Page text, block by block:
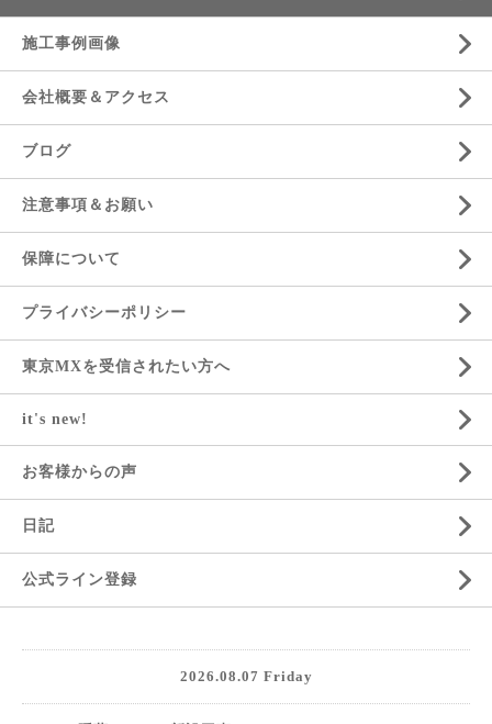
施工事例画像
会社概要＆アクセス
ブログ
注意事項＆お願い
保障について
プライバシーポリシー
東京MXを受信されたい方へ
it's new!
お客様からの声
日記
公式ライン登録
2026.08.07 Friday